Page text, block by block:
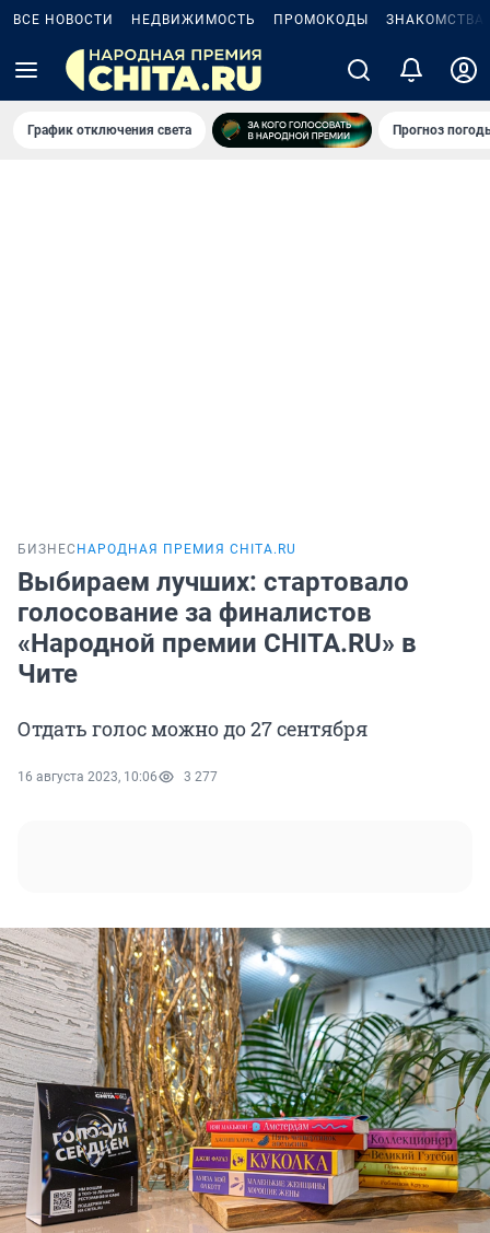
ВСЕ НОВОСТИ НЕДВИЖИМОСТЬ ПРОМОКОДЫ ЗНАКОМСТВА
График отключения света Прогноз
БИЗНЕС НАРОДНАЯ ПРЕМИЯ CHITA.RU
Выбираем лучших: стартовало
голосование за финалистов
«Народной премии CHITA.RU» в
Чите
Отдать голос можно до 27 сентября
16 августа 2023, 10:06 3 277